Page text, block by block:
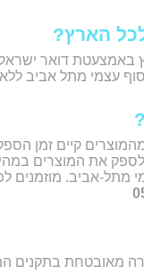
הארץ?
באמצעטת דואר
עצמי מתל אביב
לספק את המוצרים
מתל-אביב. מוזמנים
מאובטחת בתקנים